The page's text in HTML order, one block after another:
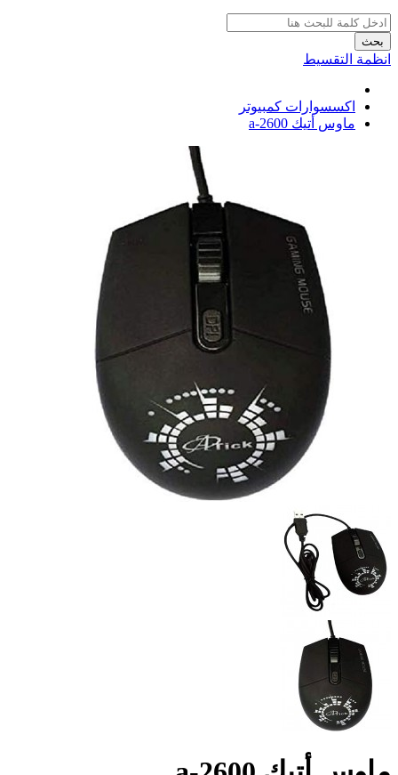
بحث
انظمة التقسيط
اكسسوارات كمبيوتر
ماوس أتيك a-2600